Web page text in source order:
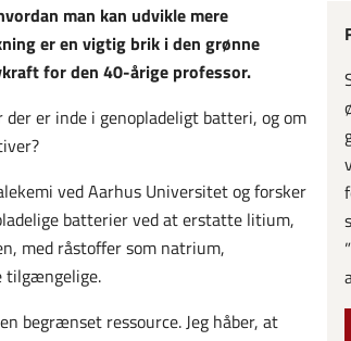
man kan udvikle mere
er en vigtig brik i den grønne
for den 40-årige professor.
er inde i genopladeligt batteri, og om
ved Aarhus Universitet og forsker
batterier ved at erstatte litium,
med råstoffer som natrium,
tilgængelige.
begrænset ressource. Jeg håber, at